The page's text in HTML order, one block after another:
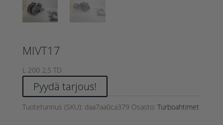
MIVT17
L 200 2,5 TD
Pyydä tarjous!
Tuotetunnus (SKU): daa7aa0ca379 Osasto: Turboahtimet